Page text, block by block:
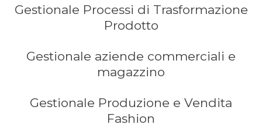
Gestionale Processi di Trasformazione
Prodotto
Gestionale aziende commerciali e
magazzino
Gestionale Produzione e Vendita
Fashion